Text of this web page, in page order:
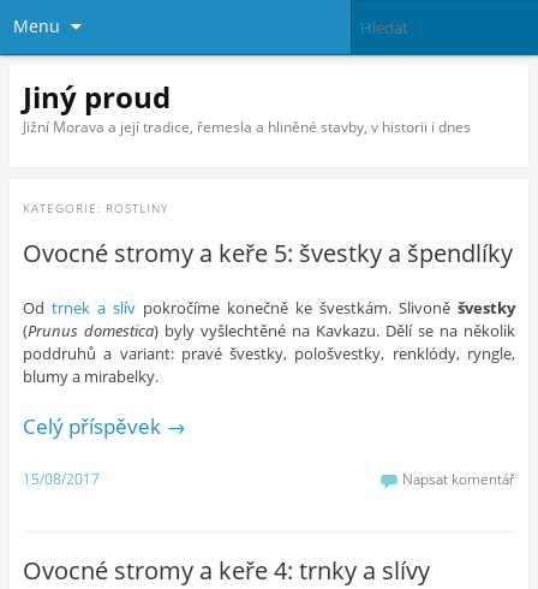
Menu
Jiný proud
Jižní Morava a její tradice, řemesla a hliněné stavby, v historii i dnes
KATEGORIE: ROSTLINY
Ovocné stromy a keře 5: švestky a špendlíky
Od trnek a slív pokročíme konečně ke švestkám. Slivoněšvestky
(Prunus domestica) byly vyšlechtěné na Kavkazu. Dělí se na několik
poddruhů a variant: pravé švestky, pološvestky, renklódy, ryngle,
blumy a mirabelky.
Celý příspěvek →
15/08/2017 Napsat komentář
Ovocné stromy a keře 4: trnky a slívy